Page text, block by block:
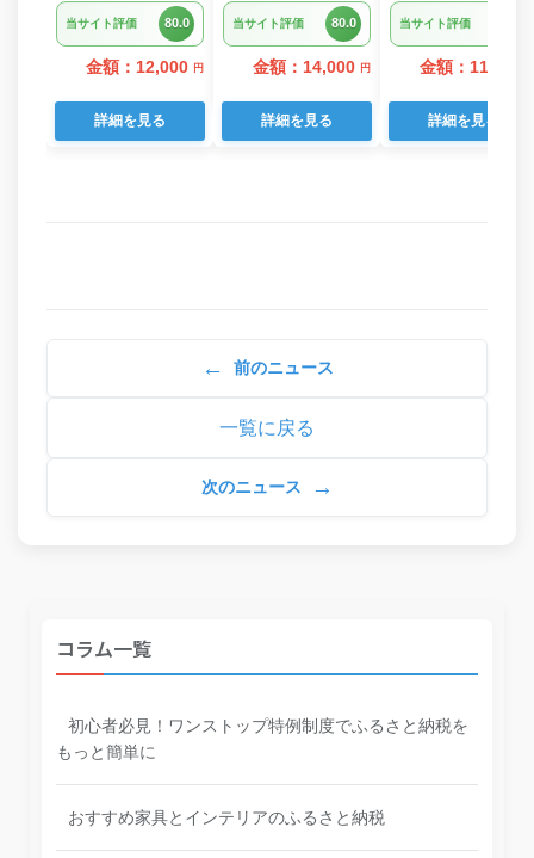
ラスソース 3kg
22個入り
当サイト評価 80.0
金額：12,000 円
詳細を見る
ダブル 96ロール
日用品 人気
当サイト評価 80.0
金額：14,000 円
詳細を見る
ット F4 ねぎと
(a10-
当サイト評価
金額：11,000
詳細を見る
← 前のニュース
一覧に戻る
次のニュース →
コラム一覧
初心者必見！ワンストップ特例制度でふるさと納税を
もっと簡単に
おすすめ家具とインテリアのふるさと納税